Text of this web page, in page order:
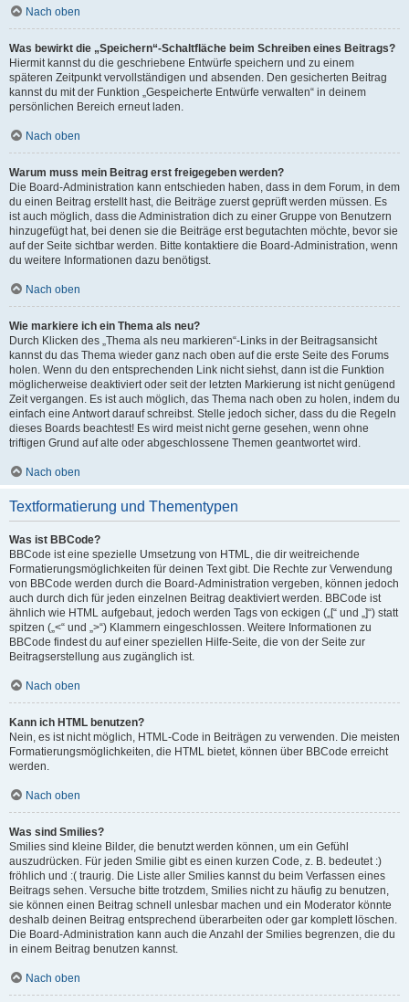
Nach oben
Was bewirkt die „Speichern“-Schaltfläche beim Schreiben eines Beitrags?
Hiermit kannst du die geschriebene Entwürfe speichern und zu einem
späteren Zeitpunkt vervollständigen und absenden. Den gesicherten Beitrag
kannst du mit der Funktion „Gespeicherte Entwürfe verwalten“ in deinem
persönlichen Bereich erneut laden.
Nach oben
Warum muss mein Beitrag erst freigegeben werden?
Die Board-Administration kann entschieden haben, dass in dem Forum, in dem
du einen Beitrag erstellt hast, die Beiträge zuerst geprüft werden müssen. Es
ist auch möglich, dass die Administration dich zu einer Gruppe von Benutzern
hinzugefügt hat, bei denen sie die Beiträge erst begutachten möchte, bevor sie
auf der Seite sichtbar werden. Bitte kontaktiere die Board-Administration, wenn
du weitere Informationen dazu benötigst.
Nach oben
Wie markiere ich ein Thema als neu?
Durch Klicken des „Thema als neu markieren“-Links in der Beitragsansicht
kannst du das Thema wieder ganz nach oben auf die erste Seite des Forums
holen. Wenn du den entsprechenden Link nicht siehst, dann ist die Funktion
möglicherweise deaktiviert oder seit der letzten Markierung ist nicht genügend
Zeit vergangen. Es ist auch möglich, das Thema nach oben zu holen, indem du
einfach eine Antwort darauf schreibst. Stelle jedoch sicher, dass du die Regeln
dieses Boards beachtest! Es wird meist nicht gerne gesehen, wenn ohne
triftigen Grund auf alte oder abgeschlossene Themen geantwortet wird.
Nach oben
Textformatierung und Thementypen
Was ist BBCode?
BBCode ist eine spezielle Umsetzung von HTML, die dir weitreichende
Formatierungsmöglichkeiten für deinen Text gibt. Die Rechte zur Verwendung
von BBCode werden durch die Board-Administration vergeben, können jedoch
auch durch dich für jeden einzelnen Beitrag deaktiviert werden. BBCode ist
ähnlich wie HTML aufgebaut, jedoch werden Tags von eckigen („[“ und „]“) statt
spitzen („<“ und „>“) Klammern eingeschlossen. Weitere Informationen zu
BBCode findest du auf einer speziellen Hilfe-Seite, die von der Seite zur
Beitragserstellung aus zugänglich ist.
Nach oben
Kann ich HTML benutzen?
Nein, es ist nicht möglich, HTML-Code in Beiträgen zu verwenden. Die meisten
Formatierungsmöglichkeiten, die HTML bietet, können über BBCode erreicht
werden.
Nach oben
Was sind Smilies?
Smilies sind kleine Bilder, die benutzt werden können, um ein Gefühl
auszudrücken. Für jeden Smilie gibt es einen kurzen Code, z. B. bedeutet :)
fröhlich und :( traurig. Die Liste aller Smilies kannst du beim Verfassen eines
Beitrags sehen. Versuche bitte trotzdem, Smilies nicht zu häufig zu benutzen,
sie können einen Beitrag schnell unlesbar machen und ein Moderator könnte
deshalb deinen Beitrag entsprechend überarbeiten oder gar komplett löschen.
Die Board-Administration kann auch die Anzahl der Smilies begrenzen, die du
in einem Beitrag benutzen kannst.
Nach oben